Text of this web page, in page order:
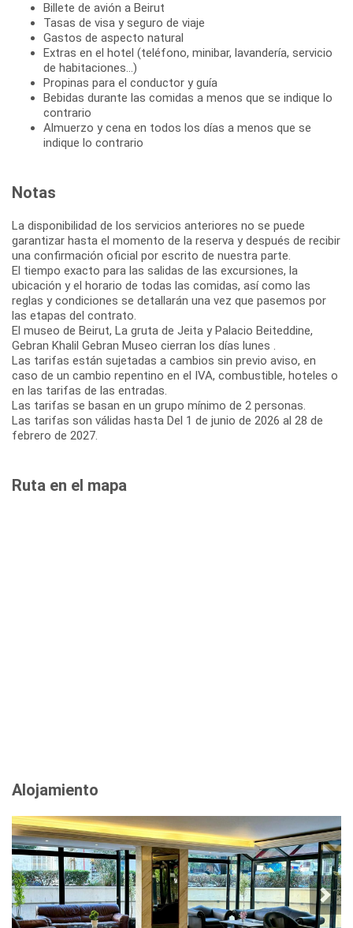
Billete de avión a Beirut
Tasas de visa y seguro de viaje
Gastos de aspecto natural
Extras en el hotel (teléfono, minibar, lavandería, servicio
de habitaciones...)
Propinas para el conductor y guía
Bebidas durante las comidas a menos que se indique lo
contrario
Almuerzo y cena en todos los días a menos que se
indique lo contrario
Notas
La disponibilidad de los servicios anteriores no se puede
garantizar hasta el momento de la reserva y después de recibir
una confirmación oficial por escrito de nuestra parte.
El tiempo exacto para las salidas de las excursiones, la
ubicación y el horario de todas las comidas, así como las
reglas y condiciones se detallarán una vez que pasemos por
las etapas del contrato.
El museo de Beirut, La gruta de Jeita y Palacio Beiteddine,
Gebran Khalil Gebran Museo cierran los días lunes .
Las tarifas están sujetadas a cambios sin previo aviso, en
caso de un cambio repentino en el IVA, combustible, hoteles o
en las tarifas de las entradas.
Las tarifas se basan en un grupo mínimo de 2 personas.
Las tarifas son válidas hasta Del 1 de junio de 2026 al 28 de
febrero de 2027.
Ruta en el mapa
Alojamiento